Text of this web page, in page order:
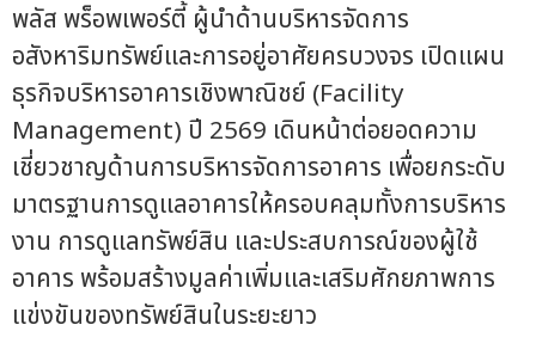
พลัส พร็อพเพอร์ตี้ ผู้นำด้านบริหารจัดการ
อสังหาริมทรัพย์และการอยู่อาศัยครบวงจร เปิดแผน
ธุรกิจบริหารอาคารเชิงพาณิชย์ (Facility
Management) ปี 2569 เดินหน้าต่อยอดความ
เชี่ยวชาญด้านการบริหารจัดการอาคาร เพื่อยกระดับ
มาตรฐานการดูแลอาคารให้ครอบคลุมทั้งการบริหาร
งาน การดูแลทรัพย์สิน และประสบการณ์ของผู้ใช้
อาคาร พร้อมสร้างมูลค่าเพิ่มและเสริมศักยภาพการ
แข่งขันของทรัพย์สินในระยะยาว